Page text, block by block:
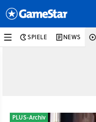
SPIELE NEWS
PLUS-Archiv